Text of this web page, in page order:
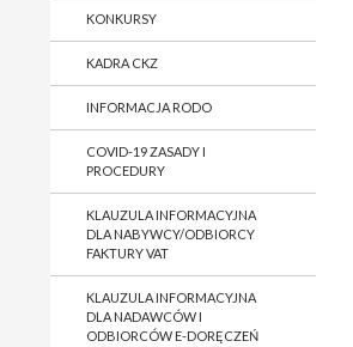
KONKURSY
KADRA CKZ
INFORMACJA RODO
COVID-19 ZASADY I
PROCEDURY
KLAUZULA INFORMACYJNA
DLA NABYWCY/ODBIORCY
FAKTURY VAT
KLAUZULA INFORMACYJNA
DLA NADAWCÓW I
ODBIORCÓW E-DORĘCZEŃ